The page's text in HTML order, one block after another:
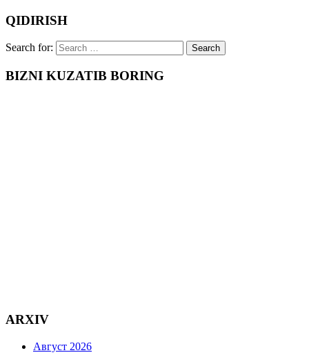
QIDIRISH
Search for:
BIZNI KUZATIB BORING
ARXIV
Август 2026